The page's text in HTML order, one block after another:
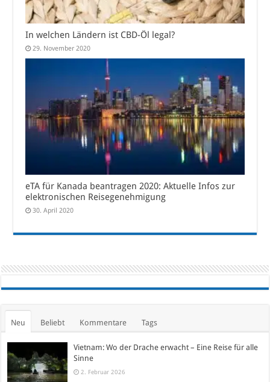
In welchen Ländern ist CBD-Öl legal?
29. November 2020
eTA für Kanada beantragen 2020: Aktuelle Infos zur
elektronischen Reisegenehmigung
30. April 2020
Neu Beliebt Kommentare Tags
Vietnam: Wo der Drache erwacht – Eine Reise für alle
Sinne
2. Februar 2026